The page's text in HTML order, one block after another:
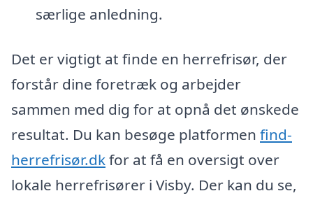
særlige anledning.
Det er vigtigt at finde en herrefrisør, der
forstår dine foretræk og arbejder
sammen med dig for at opnå det ønskede
resultat. Du kan besøge platformen find-
herrefrisør.dkfor at få en oversigt over
lokale herrefrisører i Visby. Der kan du se,